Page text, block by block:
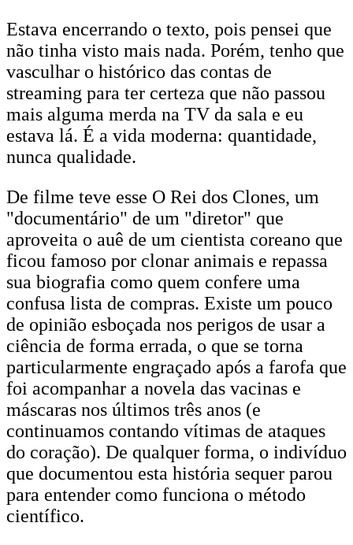
Estava encerrando o texto, pois pensei que
não tinha visto mais nada. Porém, tenho que
vasculhar o histórico das contas de
streaming para ter certeza que não passou
mais alguma merda na TV da sala e eu
estava lá. É a vida moderna: quantidade,
nunca qualidade.
De filme teve esse O Rei dos Clones, um
"documentário" de um "diretor" que
aproveita o auê de um cientista coreano que
ficou famoso por clonar animais e repassa
sua biografia como quem confere uma
confusa lista de compras. Existe um pouco
de opinião esboçada nos perigos de usar a
ciência de forma errada, o que se torna
particularmente engraçado após a farofa que
foi acompanhar a novela das vacinas e
máscaras nos últimos três anos (e
continuamos contando vítimas de ataques
do coração). De qualquer forma, o indivíduo
que documentou esta história sequer parou
para entender como funciona o método
científico.